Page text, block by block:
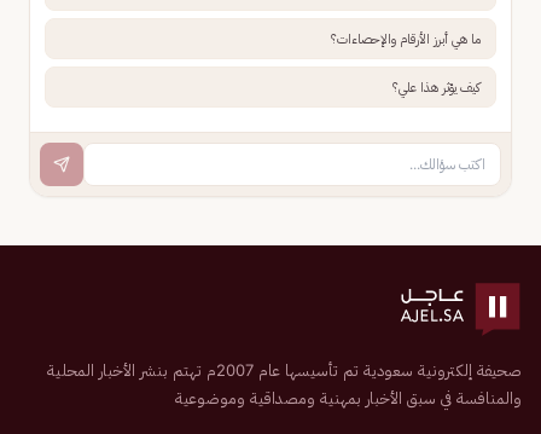
ما هي أبرز الأرقام والإحصاءات؟
كيف يؤثر هذا علي؟
صحيفة إلكترونية سعودية تم تأسيسها عام 2007م تهتم بنشر الأخبار المحلية
والمنافسة في سبق الأخبار بمهنية ومصداقية وموضوعية